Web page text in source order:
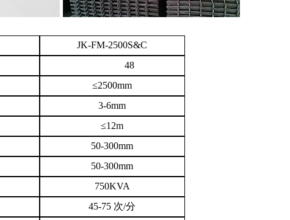
JK-FM-2500S&C
48
≤2500mm
3-6mm
≤12m
50-300mm
50-300mm
750KVA
45-75 次/分